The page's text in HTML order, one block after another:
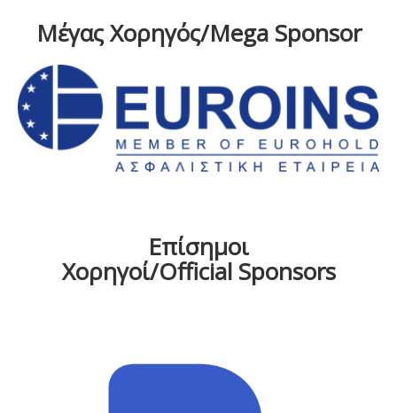
Μέγας Χορηγός/Mega Sponsor
Επίσημοι
Χορηγοί/Official Sponsors